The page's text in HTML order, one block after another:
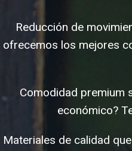
Reducción de
ofrecemos los mejores
Comodidad premium
económico?
Materiales de calidad